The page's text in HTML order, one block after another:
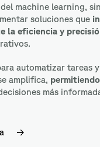
machine learning,
soluciones que
la eficiencia y
automatizar tareas
amplifica,
más